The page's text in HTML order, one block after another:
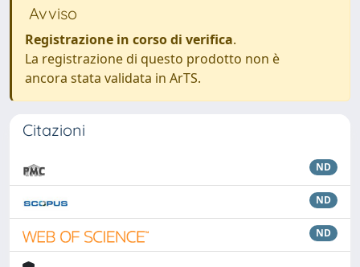
Avviso
Registrazione in corso di verifica.
La registrazione di questo prodotto non è
ancora stata validata in ArTS.
Citazioni
ND
ND
ND